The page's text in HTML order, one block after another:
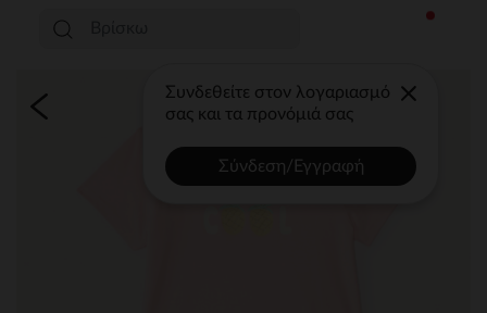
Συνδεθείτε στον λογαριασμό
σας και τα προνόμιά σας
Σύνδεση/Εγγραφή